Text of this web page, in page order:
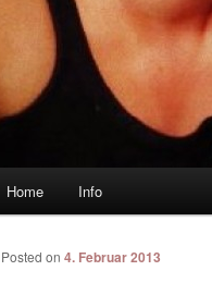
Skip to primary content
Skip to secondary content
Home Info
Posted on 4. Februar 2013